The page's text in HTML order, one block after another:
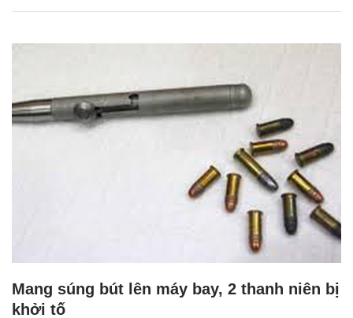
Mang súng bút lên máy bay, 2 thanh niên bị
khởi tố